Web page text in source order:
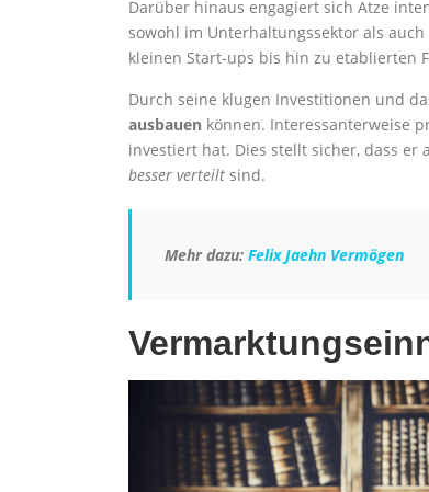
Darüber hinaus engagiert sich Atze
sowohl im Unterhaltungssektor als
kleinen Start-ups bis hin zu etablierten
Durch seine klugen Investitionen und
ausbauen können. Interessanterweise
investiert hat. Dies stellt sicher, dass er
besser verteilt sind.
Mehr dazu: Felix Jaehn Vermögen